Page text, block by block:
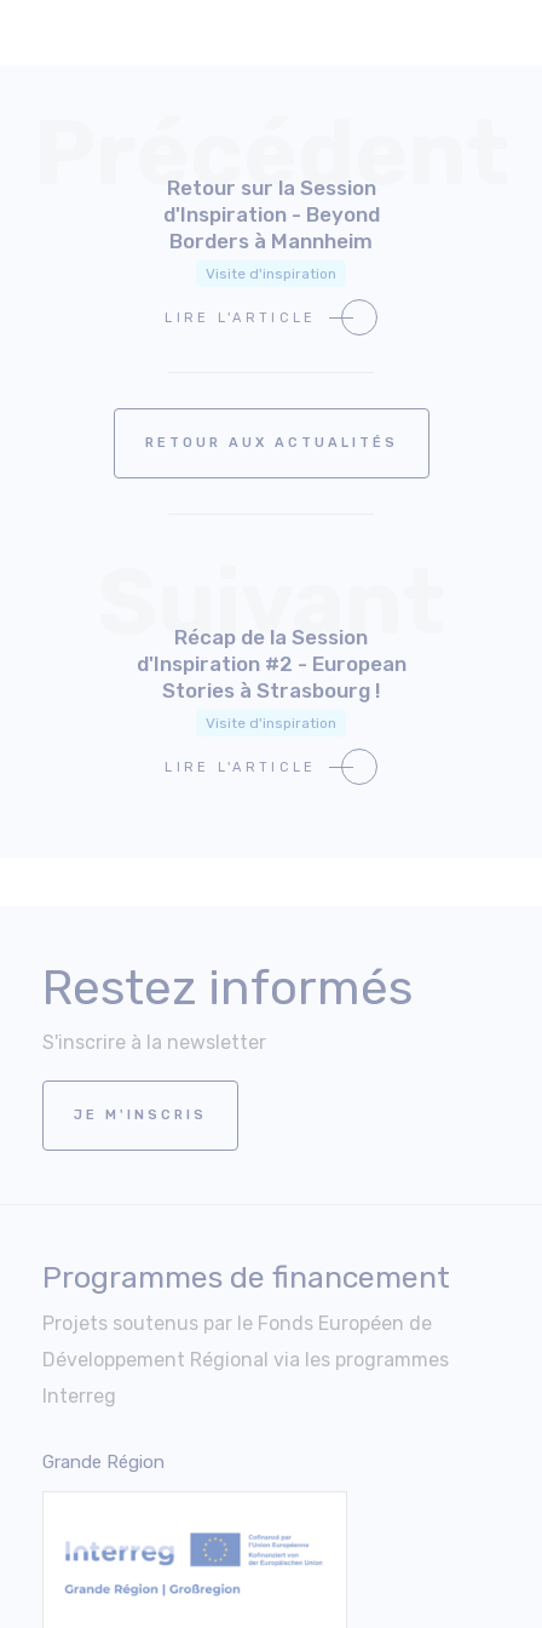
Précédent
Retour sur la Session
d'Inspiration - Beyond
Borders à Mannheim
Visite d'inspiration
LIRE L'ARTICLE
RETOUR AUX ACTUALITÉS
Suivant
Récap de la Session
d'Inspiration #2 - European
Stories à Strasbourg !
Visite d'inspiration
LIRE L'ARTICLE
Restez informés
S'inscrire à la newsletter
JE M'INSCRIS
Programmes de financement
Projets soutenus par le Fonds Européen de
Développement Régional via les programmes
Interreg
Grande Région